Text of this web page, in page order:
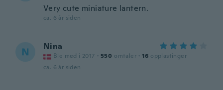
Very cute miniature lantern.
ca. 6 år siden
N Nina
Ble med i 2017 · 550 omtaler · 16 opplastinger
ca. 6 år siden